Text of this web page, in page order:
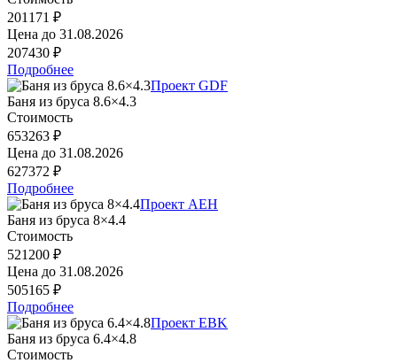
201171 ₽
Цена до 31.08.2026
207430 ₽
Подробнее
Проект GDF
Баня из бруса 8.6×4.3
Стоимость
653263 ₽
Цена до 31.08.2026
627372 ₽
Подробнее
Проект AEH
Баня из бруса 8×4.4
Стоимость
521200 ₽
Цена до 31.08.2026
505165 ₽
Подробнее
Проект EBK
Баня из бруса 6.4×4.8
Стоимость